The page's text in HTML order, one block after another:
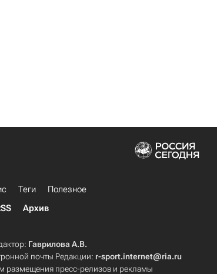
Теги
Полезное
Архив
Гаврилова А.В.
почты Редакции: r-sport.internet@ria.ru
размещения пресс-релизов и рекламы